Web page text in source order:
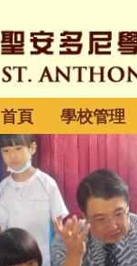
首頁 學校管理